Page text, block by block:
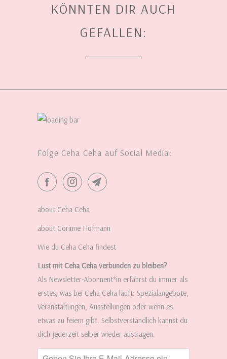
KÖNNTEN DIR AUCH
GEFALLEN:
Folge Ceha Ceha auf Social Media:
about Ceha Ceha
about Corinne Hofmann
Wie du Ceha Ceha findest
Lust mit Ceha Ceha verbunden zu bleiben?
Als Newsletter-Abonnent*in erfährst du immer als
erstes, was bei Ceha Ceha läuft: Spezialangebote,
Veranstaltungen, Ausstellungen oder wenn es
etwas zu feiern gibt. Selbstverständlich kannst du
dich jederzeit selber wieder austragen.